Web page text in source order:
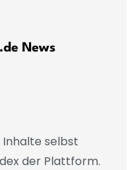
News
Inhalte selbst
der Plattform.